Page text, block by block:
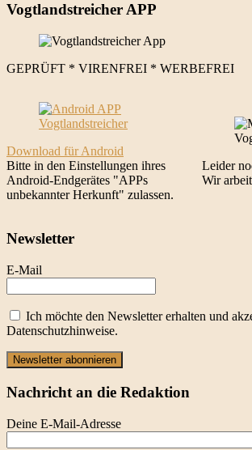
Vogtlandstreicher APP
GEPRÜFT * VIRENFREI * WERBEFREI
Download für Android
Bitte in den Einstellungen ihres
Android-Endgerätes "APPs
unbekannter Herkunft" zulassen.
Leider
Wir
Newsletter
E-Mail
Ich möchte den Newsletter erhalten und
Datenschutzhinweise.
Newsletter abonnieren
Nachricht an die Redaktion
Deine E-Mail-Adresse